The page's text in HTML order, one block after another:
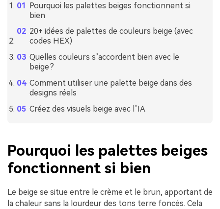
Pourquoi les palettes beiges fonctionnent si
bien
20+ idées de palettes de couleurs beige (avec
codes HEX)
Quelles couleurs s’accordent bien avec le
beige ?
Comment utiliser une palette beige dans des
designs réels
Créez des visuels beige avec l’IA
Pourquoi les palettes beiges
fonctionnent si bien
Le beige se situe entre le crème et le brun, apportant de
la chaleur sans la lourdeur des tons terre foncés. Cela